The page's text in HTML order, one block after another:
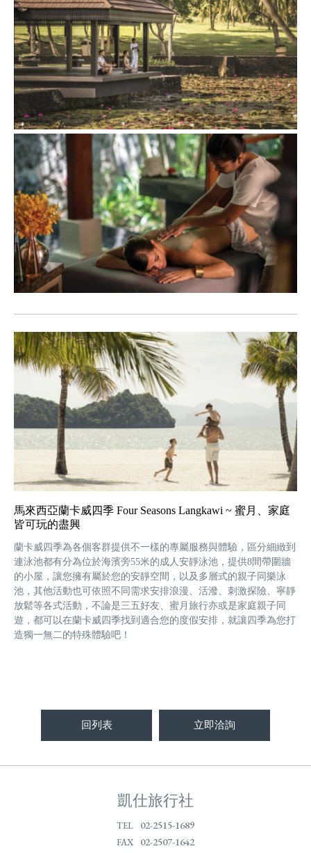
馬來西亞蘭卡威四季 Four Seasons Langkawi ~ 蜜月、家庭
皆可玩的盡興
蘭卡威四季為各個客群提供不一樣的專屬服務與體驗，區分細緻到
連泳池都有分為位於海濱旁55米的成人安靜泳池，提供8間帶圍牆
的小屋，讓您擁有屬於您的安靜空間，以及多層式的親子同樂泳
池，其他活動也可依照不同需求安排浪漫、活潑、刺激探險、寧靜
放鬆等各式活動，不論是三五好友、蜜月旅行亦或是家庭親子同
遊，都可以在蘭卡威四季找到適合您的度假安排，就讓四季為您打
造獨一無二的特殊體驗吧！
回列表 立即洽詢
凱仕旅行社
TEL 02-2515-1689
FAX 02-2507-1642